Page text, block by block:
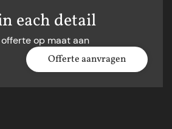
each detail
op maat aan
Offerte aanvragen